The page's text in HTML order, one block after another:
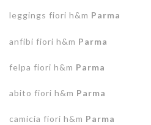
leggings fiori h&m Parma
anfibi fiori h&m Parma
felpa fiori h&m Parma
abito fiori h&m Parma
camicia fiori h&m Parma